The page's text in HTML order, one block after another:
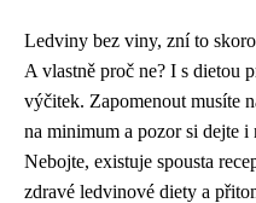
Ledviny bez viny, zní to
A vlastně proč ne? I s dietou
výčitek. Zapomenout musíte
na minimum a pozor si dejte
Nebojte, existuje spousta
zdravé ledvinové diety a